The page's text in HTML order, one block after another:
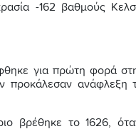
-162 βαθμούς
για πρώτη φορά
προκάλεσαν ανάφλεξη
βρέθηκε το 1626,